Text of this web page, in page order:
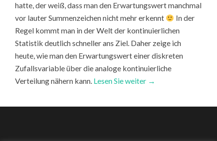
hatte, der weiß, dass man den Erwartungswert manchmal
vor lauter Summenzeichen nicht mehr erkennt
In der
Regel kommt man in der Welt der kontinuierlichen
Statistik deutlich schneller ans Ziel. Daher zeige ich
heute, wie man den Erwartungswert einer diskreten
Zufallsvariable über die analoge kontinuierliche
Verteilung nähern kann. Lesen Sie weiter →